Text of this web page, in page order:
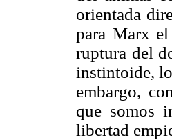
orientada
para Marx
ruptura del
instintoide,
embargo,
que somos
libertad